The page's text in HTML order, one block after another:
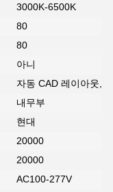
3000K-6500K
80
80
아니
자동 CAD 레이아웃,
내무부
현대
20000
20000
AC100-277V